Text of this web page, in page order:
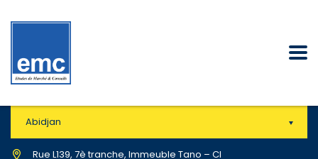
Abidjan
Rue L139, 7è tranche, Immeuble Tano – CI